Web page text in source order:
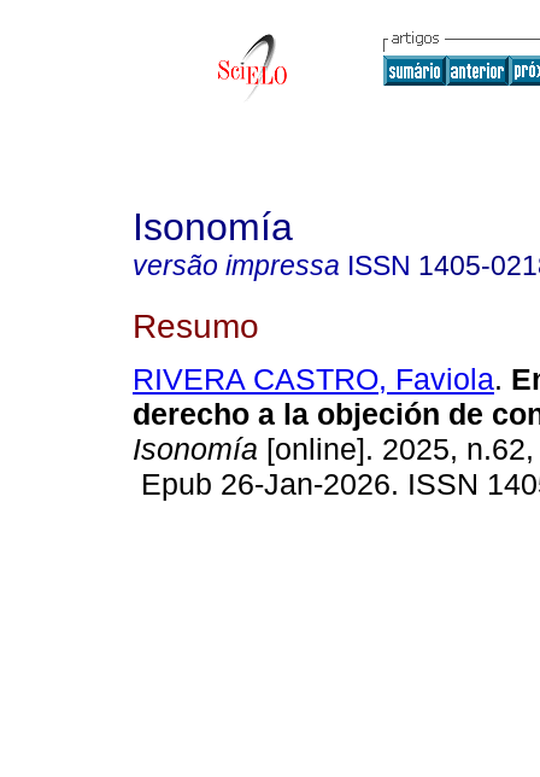
Isonomía
versão impressa ISSN 1405-
Resumo
RIVERA CASTRO, Faviola.
derecho a la objeción de
Isonomía [online]. 2025,
Epub 26-Jan-2026. ISSN